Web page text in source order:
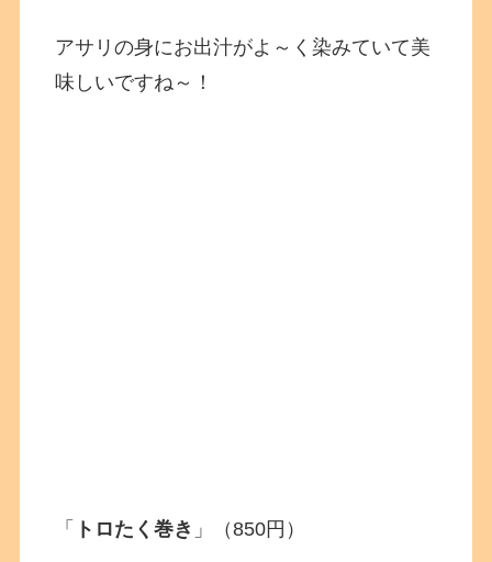
アサリの身にお出汁がよ～く染みていて美
味しいですね～！
「 トロたく巻き 」（850円）